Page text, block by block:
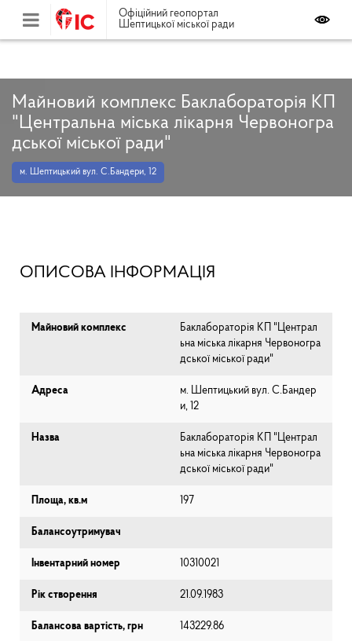
Офіційний геопортал
Шептицької міської ради
Майновий комплекс Баклабораторія КП
"Центральна міська лікарня Червоногра
дської міської ради"
м. Шептицький вул. С.Бандери, 12
ОПИСОВА ІНФОРМАЦІЯ
Майновий комплекс
Баклабораторія КП "Централ
ьна міська лікарня Червоногра
дської міської ради"
Адреса
м. Шептицький вул. С.Бандер
и, 12
Назва
Баклабораторія КП "Централ
ьна міська лікарня Червоногра
дської міської ради"
Площа, кв.м 197
Балансоутримувач
Інвентарний номер 10310021
Рік створення 21.09.1983
Балансова вартість, грн 143229.86